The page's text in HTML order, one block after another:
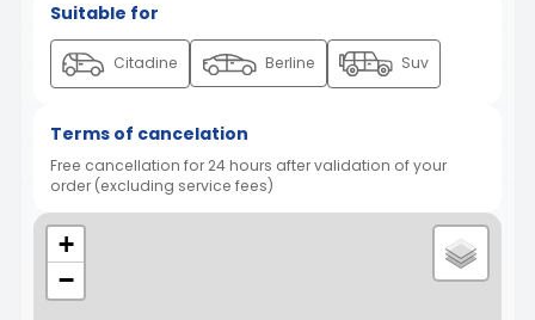
Suitable for
Citadine Berline Suv
Terms of cancelation
Free cancellation for 24 hours after validation of your
order (excluding service fees)
+
−